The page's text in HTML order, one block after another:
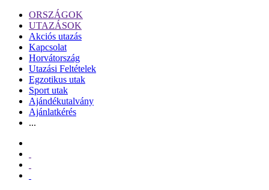
ORSZÁGOK
UTAZÁSOK
Akciós utazás
Kapcsolat
Horvátország
Utazási Feltételek
Egzotikus utak
Sport utak
Ajándékutalvány
Ajánlatkérés
...